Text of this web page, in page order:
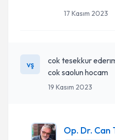
17 Kasım 2023
vş
cok tesekkur
cok saolun hocam
19 Kasım 2023
Op. Dr. Can